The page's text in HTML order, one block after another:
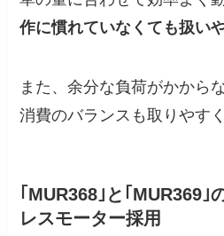
作に慣れていなくても扱い
また、余分な負荷がかから
消費のバランスも取りやす
｢MUR368｣と｢MUR369
レスモーター採用